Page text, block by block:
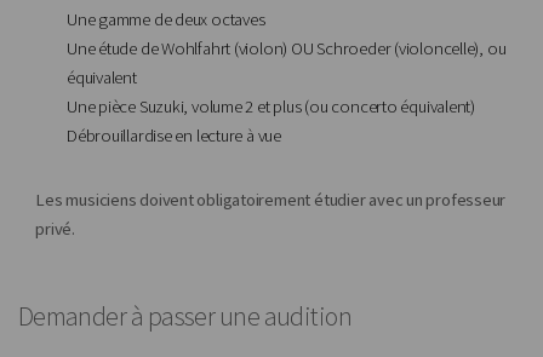
Une gamme de deux octaves
Une étude de Wohlfahrt (violon) OU Schroeder (violoncelle), ou
équivalent
Une pièce Suzuki, volume 2 et plus (ou concerto équivalent)
Débrouillardise en lecture à vue
Les musiciens doivent obligatoirement étudier avec un professeur
privé.
Demander à passer une audition